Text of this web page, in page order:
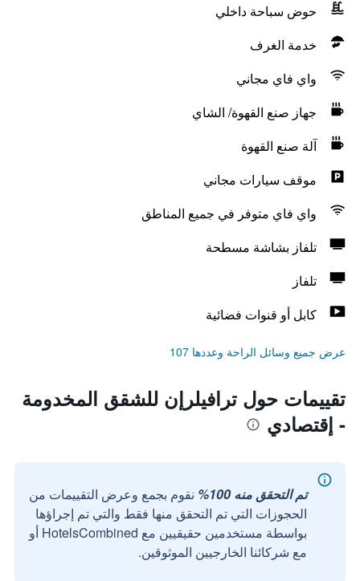
حوض سباحة داخلي
خدمة الغرف
واي فاي مجاني
جهاز صنع القهوة/ الشاي
آلة صنع القهوة
موقف سيارات مجاني
واي فاي متوفر في جميع المناطق
تلفاز بشاشة مسطحة
تلفاز
كابل أو قنوات فضائية
عرض جميع وسائل الراحة وعددها 107
تقييمات حول ترافيلرإن للشقق المخدومة
- إقتصادي
تم التحقق منه 100%
نقوم بجمع وعرض التقييمات من
الحجوزات التي تم التحقق منها فقط والتي تم إجراؤها
بواسطة مستخدمين حقيقيين مع HotelsCombined أو
مع شركائنا الخارجيين الموثوقين.